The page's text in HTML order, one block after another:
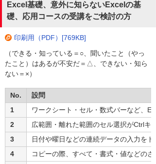
Excel基礎、意外に知らないExcelの基
礎、応用コースの受講をご検討の方
印刷用（PDF）[769KB]
（できる・知っている＝○、聞いたこと（やっ
たこと）はあるが不安だ＝△、できない・知ら
ない＝×）
No.
設問
1
ワークシート・セル・数式バーなど、
2
広範囲・離れた範囲のセル選択がCtrlキ
3
日付や曜日などの連続データの入力を
4
コピーの際、すべて・書式・値などの